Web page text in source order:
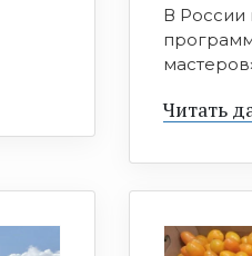
В России
Читать